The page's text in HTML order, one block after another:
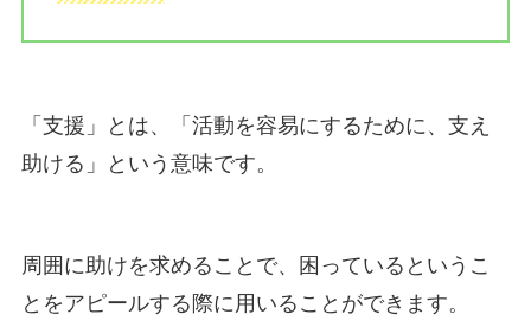
「支援」とは、「活動を容易にするために、支え
助ける」という意味です。
周囲に助けを求めることで、困っているというこ
とをアピールする際に用いることができます。